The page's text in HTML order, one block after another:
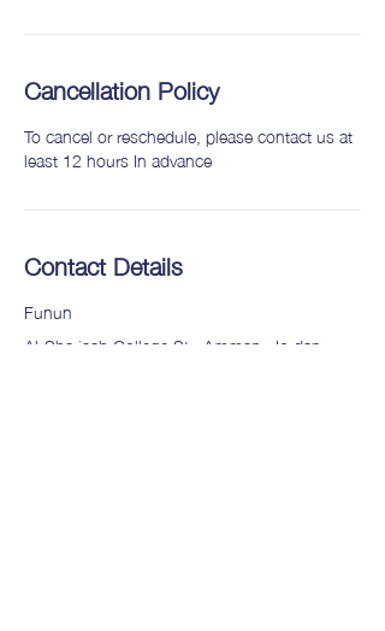
Cancellation Policy
To cancel or reschedule, please contact us at
least 12 hours In advance
Contact Details
Funun
Al-Shariaah College St., Amman, Jordan